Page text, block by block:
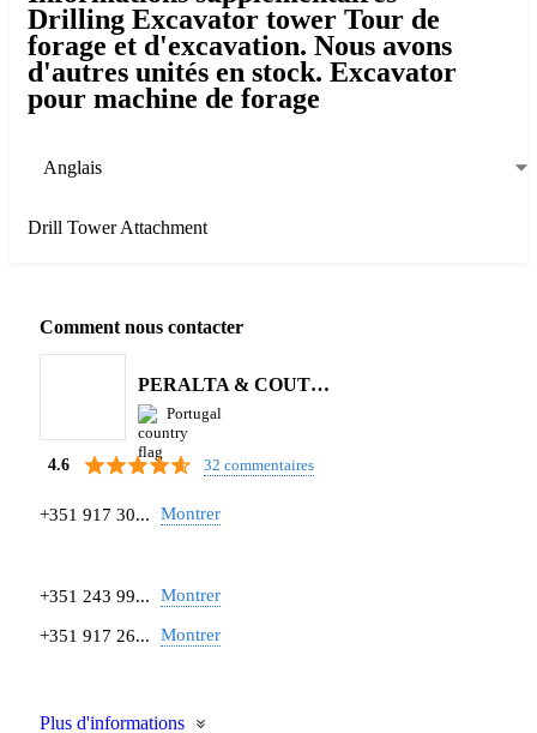
Drilling Excavator tower Tour de
forage et d'excavation. Nous avons
d'autres unités en stock. Excavator
pour machine de forage
Anglais
Drill Tower Attachment
Comment nous contacter
PERALTA & COUTINHO S.A.
Portugal
4.6 32 commentaires
+351 917 30... Montrer
+351 243 99... Montrer
+351 917 26... Montrer
Plus d'informations